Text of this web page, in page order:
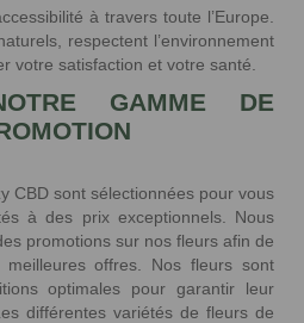
à travers toute l’Europe.
respectent l’environnement
votre satisfaction et votre santé.
GAMME DE
CBD sont sélectionnées pour vous
à des prix exceptionnels. Nous
promotions sur nos fleurs afin de
offres. Nos fleurs sont
optimales pour garantir leur
différentes variétés de fleurs de